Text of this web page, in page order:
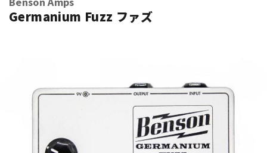
ベース ウクレレ
ドラム パーカッション
Germanium Fuzz ファズ